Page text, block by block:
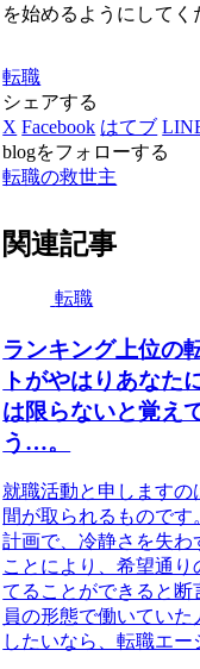
を始めるようにしてく
転職
シェアする
X Facebook はてブ
blogをフォローする
転職の救世主
関連記事
転職
ランキング上位の
トがやはりあなた
は限らないと覚え
う…。
就職活動と申します
間が取られるものです
計画で、冷静さを失わ
ことにより、希望通り
てることができると断
員の形態で働いてい
したいなら、転職エー